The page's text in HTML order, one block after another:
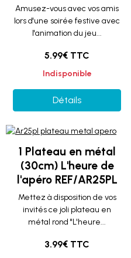
Amusez-vous avec vos amis
lors d'une soirée festive avec
l'animation du jeu...
5.99€ TTC
Indisponible
Détails
1 Plateau en métal
(30cm) L'heure de
l'apéro REF/AR25PL
Mettez à disposition de vos
invités ce joli plateau en
métal rond "L'heure...
3.99€ TTC